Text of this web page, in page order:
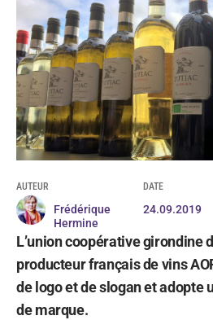
AUTEUR
Frédérique
Hermine
DATE
24.09.2019
L’union coopérative girondine
producteur français de vins
de logo et de slogan et adopte
de marque.